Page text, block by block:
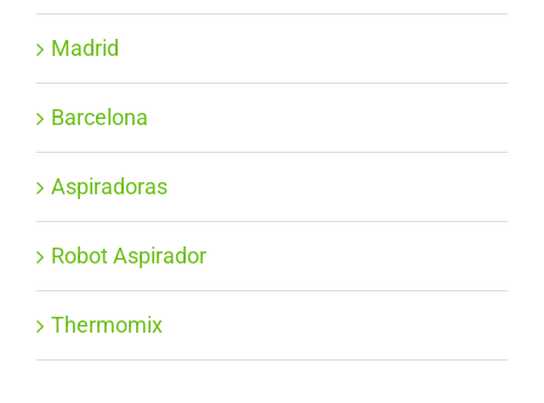
Madrid
Barcelona
Aspiradoras
Robot Aspirador
Thermomix